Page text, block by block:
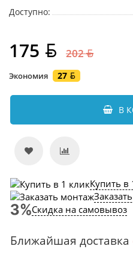
Доступно:
175 202
Экономия 27
В
Купить в
Скидка на самовывоз
Ближайшая доставка